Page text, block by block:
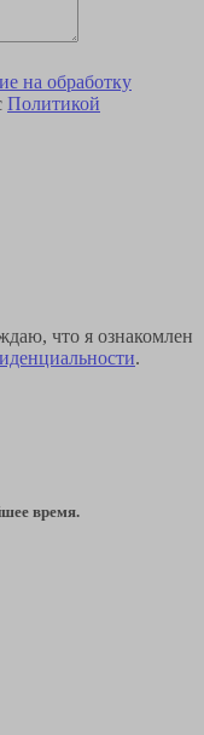
на обработку
Политикой
что я ознакомлен
.
время.